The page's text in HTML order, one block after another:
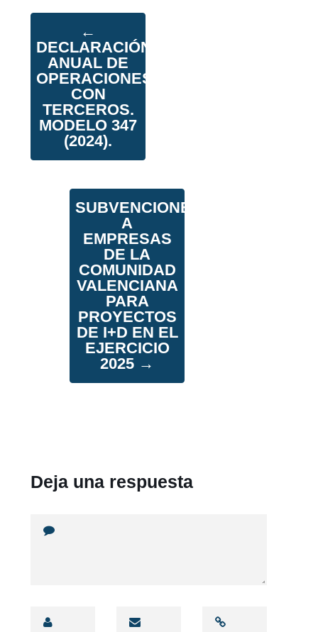
←
DECLARACIÓN
ANUAL DE
OPERACIONES
CON
TERCEROS.
MODELO 347
(2024).
SUBVENCIONES
A
EMPRESAS
DE LA
COMUNIDAD
VALENCIANA
PARA
PROYECTOS
DE I+D EN EL
EJERCICIO
2025 →
Deja una respuesta